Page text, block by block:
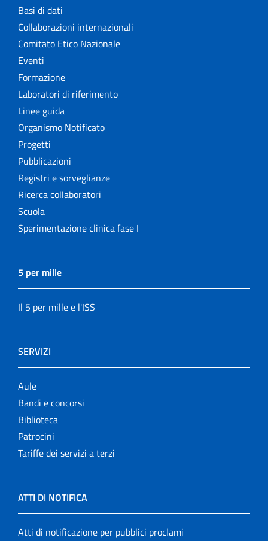
Basi di dati
Collaborazioni internazionali
Comitato Etico Nazionale
Eventi
Formazione
Laboratori di riferimento
Linee guida
Organismo Notificato
Progetti
Pubblicazioni
Registri e sorveglianze
Ricerca collaboratori
Scuola
Sperimentazione clinica fase I
5 per mille
Il 5 per mille e l'ISS
SERVIZI
Aule
Bandi e concorsi
Biblioteca
Patrocini
Tariffe dei servizi a terzi
ATTI DI NOTIFICA
Atti di notificazione per pubblici proclami